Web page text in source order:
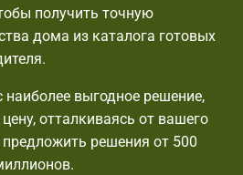
получить точную
дома из каталога готовых
выгодное решение,
отталкиваясь от вашего
решения от 500